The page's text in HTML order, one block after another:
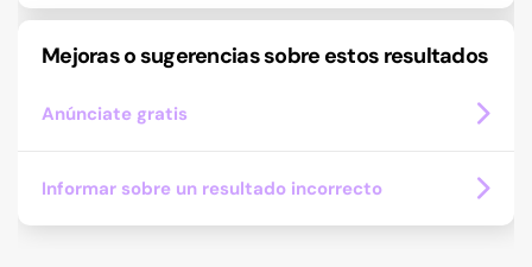
Mejoras o sugerencias sobre estos resultados
Anúnciate gratis
Informar sobre un resultado incorrecto